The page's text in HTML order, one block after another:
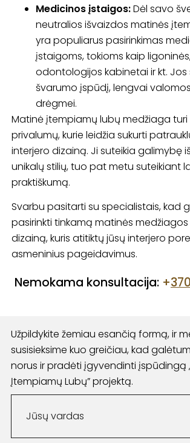
Medicinos įstaigos:Dėl savo
neutralios išvaizdos matinės
yra populiarus pasirinkimas
įstaigoms, tokioms kaip
odontologijos kabinetai ir kt. Jos
švarumo įspūdį, lengvai
drėgmei.
Matinė įtempiamų lubų medžiaga
privalumų, kurie leidžia sukurti
interjero dizainą. Ji suteikia galimybę
unikalų stilių, tuo pat metu suteikiant
praktiškumą.
Svarbu pasitarti su specialistais, kad
pasirinkti tinkamą matinės
dizainą, kuris atitiktų jūsų interjero
asmeninius pageidavimus.
Nemokama konsultacija: +
Užpildykite žemiau esančią formą, ir
susisieksime kuo greičiau, kad
norus ir pradėti įgyvendinti įspūdingą
Įtempiamų Lubų” projektą.